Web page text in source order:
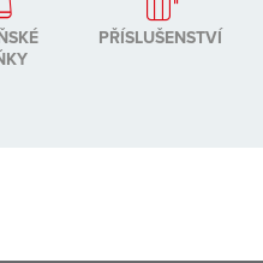
PŘÍSLUŠENSTVÍ